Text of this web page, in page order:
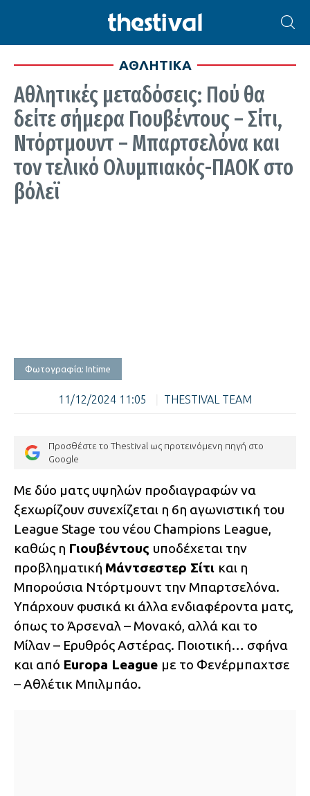
ΑΘΛΗΤΙΚΑ
Αθλητικές μεταδόσεις: Πού θα
δείτε σήμερα Γιουβέντους – Σίτι,
Ντόρτμουντ – Μπαρτσελόνα και
τον τελικό Ολυμπιακός-ΠΑΟΚ στο
βόλεϊ
Φωτογραφία: Intime
11/12/2024 11:05 THESTIVAL TEAM
Προσθέστε το Thestival ως προτεινόμενη πηγή στο
Google
Με δύο ματς υψηλών προδιαγραφών να
ξεχωρίζουν συνεχίζεται η 6η αγωνιστική του
League Stage του νέου Champions League,
καθώς η Γιουβέντους υποδέχεται την
προβληματική Μάντσεστερ Σίτι και η
Μπορούσια Ντόρτμουντ την Μπαρτσελόνα.
Υπάρχουν φυσικά κι άλλα ενδιαφέροντα ματς,
όπως το Άρσεναλ – Μονακό, αλλά και το
Μίλαν – Ερυθρός Αστέρας. Ποιοτική… σφήνα
και από Europa League με το Φενέρμπαχτσε
– Αθλέτικ Μπιλμπάο.